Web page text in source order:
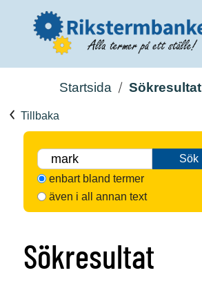
Startsida Sökresultat
Tillbaka
Sök
enbart bland termer
även i all annan text
Sökresultat